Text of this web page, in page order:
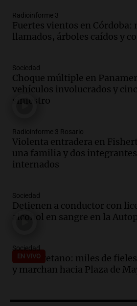
cumbres: testimonios
escaneo del airbag
Noticias
Audio.
500% en tarifas para
"Proponemos prorrateo
Radioinforme 3 Rosario
Argentina: inflación y
el próximo semestre
Noticias
Episodios
continuidad de Leonel
técnico de la selección
Noticias
rechazan ley de
propiedad privada en
Panorama Federal
Audio.Miles de fieles
Radioinforme 3
Fuertes vientos en Córdoba:
llamados, árboles caídos y
Sociedad
Choque múltiple en
vehículos involucrados y
siniestro
Radioinforme 3 Rosario
Violenta entradera en
una familia y dos
internados
Sociedad
Detienen a conductor con
alcohol en sangre en la
EN VIVO
Sociedad
San Cayetano: miles de
y marchan hacia Plaza de